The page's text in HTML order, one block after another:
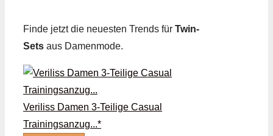
Finde jetzt die neuesten Trends für Twin-
Sets aus Damenmode.
Veriliss Damen 3-Teilige Casual
Trainingsanzug...*